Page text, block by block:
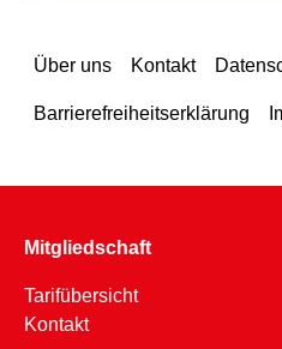
Über uns Kontakt
Barrierefreiheitserklärung
Mitgliedschaft
Tarifübersicht
Kontakt